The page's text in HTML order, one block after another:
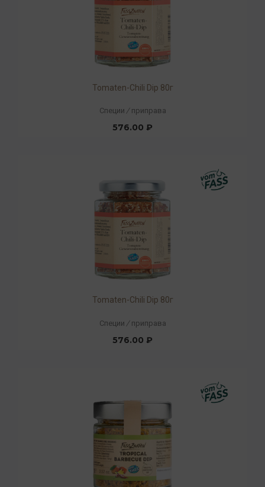
Tomaten-Chili Dip 80г
Специи / приправа
576.00 ₽
Tomaten-Chili Dip 80г
Специи / приправа
576.00 ₽